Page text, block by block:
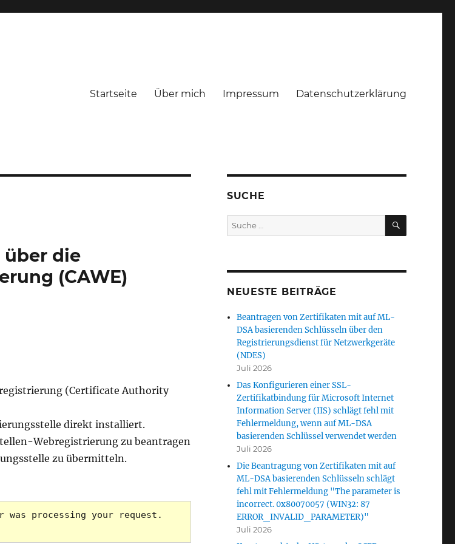
Startseite Über mich Impressum Datenschutzerklärung
die
(CAWE)
(Certificate Authority
direkt installiert.
Webregistrierung zu beantragen
zu übermitteln.
processing your request.
SUCHE
Suche
nach:
SUCHEN
NEUESTE BEITRÄGE
Beantragen von Zertifikaten mit auf ML-
DSA basierenden Schlüsseln über den
Registrierungsdienst für Netzwerkgeräte
(NDES)
Juli 2026
Das Konfigurieren einer SSL-
Zertifikatbindung für Microsoft Internet
Information Server (IIS) schlägt fehl mit
Fehlermeldung, wenn auf ML-DSA
basierenden Schlüssel verwendet werden
Juli 2026
Die Beantragung von Zertifikaten mit auf
ML-DSA basierenden Schlüsseln schlägt
fehl mit Fehlermeldung "The parameter is
incorrect. 0x80070057 (WIN32: 87
ERROR_INVALID_PARAMETER)"
Juli 2026